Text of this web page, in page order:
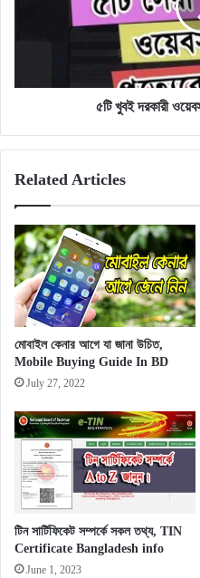
৫টি খুবই দরকারী
Related Articles
মোবাইল কেনার আগে যা জানা উচিত,
Mobile Buying Guide In BD
July 27, 2022
টিন সার্টিফিকেট সম্পর্কে সকল তথ্য, TIN
Certificate Bangladesh info
June 1, 2023